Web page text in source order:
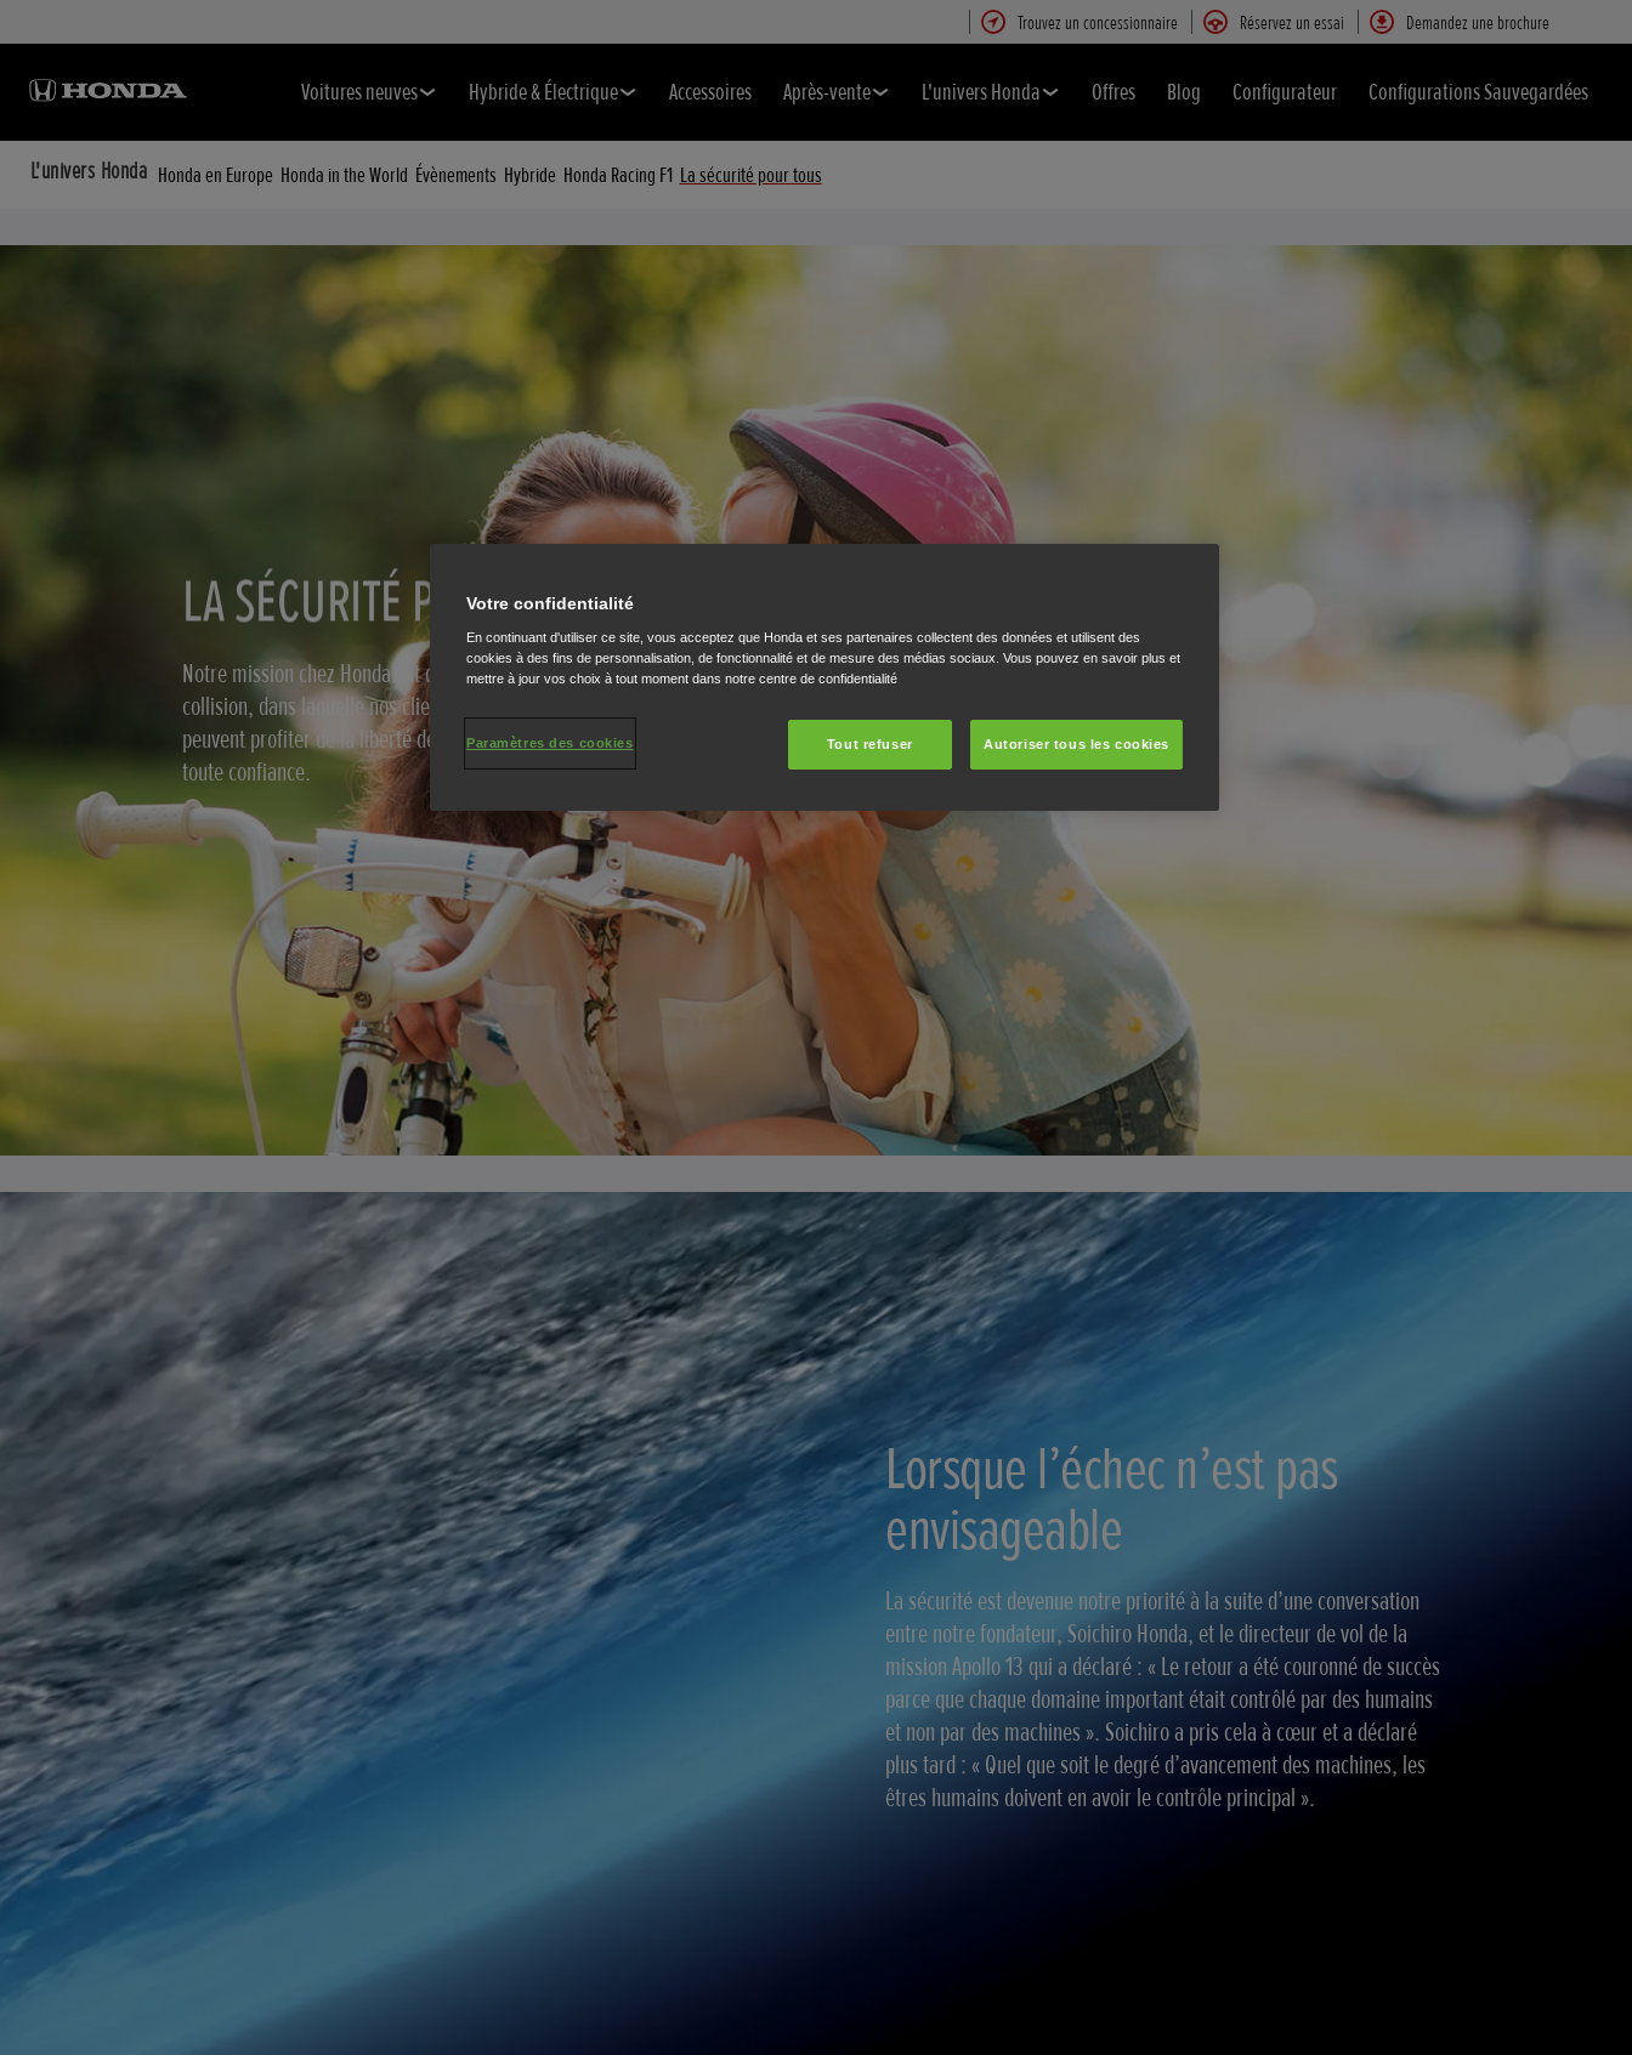
Trouvez un concessionnaire Réservez un essai Demandez une brochure
Voitures neuves Hybride & Électrique Accessoires Après-vente L'univers Honda Offres Blog Configurateur Configurations Sauvegardées
L'univers Honda Honda en Europe Honda in the World Évènements Hybride Honda Racing F1 La sécurité pour tous
LA SÉCURITÉ POUR TOUS
Notre mission chez Honda est de créer une société mobile sans
collision, dans laquelle nos clients, et tous les usagers de la route,
peuvent profiter de la liberté de se déplacer en toute sécurité et en
toute confiance.
Lorsque l’échec n’est pas
envisageable
La sécurité est devenue notre priorité à la suite d’une conversation
entre notre fondateur, Soichiro Honda, et le directeur de vol de la
mission Apollo 13 qui a déclaré : « Le retour a été couronné de succès
parce que chaque domaine important était contrôlé par des humains
et non par des machines ». Soichiro a pris cela à cœur et a déclaré
plus tard : « Quel que soit le degré d’avancement des machines, les
êtres humains doivent en avoir le contrôle principal ».
Votre confidentialité
En continuant d'utiliser ce site, vous acceptez que Honda et ses partenaires collectent des données et utilisent des
cookies à des fins de personnalisation, de fonctionnalité et de mesure des médias sociaux. Vous pouvez en savoir plus et
mettre à jour vos choix à tout moment dans notre centre de confidentialité
Tout refuser Autoriser tous les cookies
Paramètres des cookies